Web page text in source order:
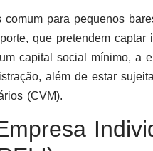
comum para pequenos
que pretendem
capital social mínimo, a
além de estar
(CVM).